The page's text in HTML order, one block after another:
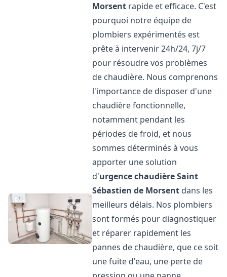
Morsent rapide et efficace. C'est
pourquoi notre équipe de
plombiers expérimentés est
prête à intervenir 24h/24, 7j/7
pour résoudre vos problèmes
de chaudière. Nous comprenons
l'importance de disposer d'une
chaudière fonctionnelle,
notamment pendant les
périodes de froid, et nous
sommes déterminés à vous
apporter une solution
d'urgence chaudièreSaint
Sébastien de Morsent dans les
meilleurs délais. Nos plombiers
sont formés pour diagnostiquer
et réparer rapidement les
pannes de chaudière, que ce soit
une fuite d'eau, une perte de